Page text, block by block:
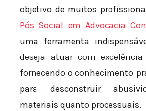
objetivo de muitos
Pós Social em Advocacia
uma ferramenta
deseja atuar com
fornecendo o conhecimento
para desconstruir
materiais quanto processuais.